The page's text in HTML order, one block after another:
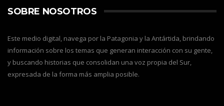
SOBRE NOSOTROS
Este medio digital, navega por la Patagonia y la Antártida, brindando
información sobre los temas que generan interacción con su gente,
y buscando historias que consolidan una voz propia del Sur,
expresada de la forma más amplia posible.